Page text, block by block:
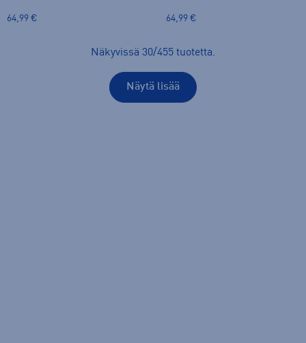
64,99 € 64,99 €
Näkyvissä 30/455 tuotetta.
Näytä lisää